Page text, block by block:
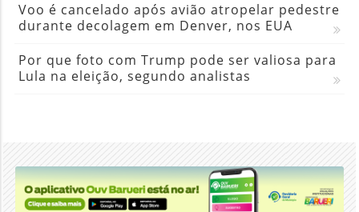
Voo é cancelado após avião atropelar pedestre
durante decolagem em Denver, nos EUA
Por que foto com Trump pode ser valiosa para
Lula na eleição, segundo analistas